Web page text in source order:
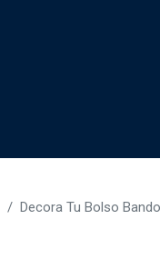
Decora Tu Bolso